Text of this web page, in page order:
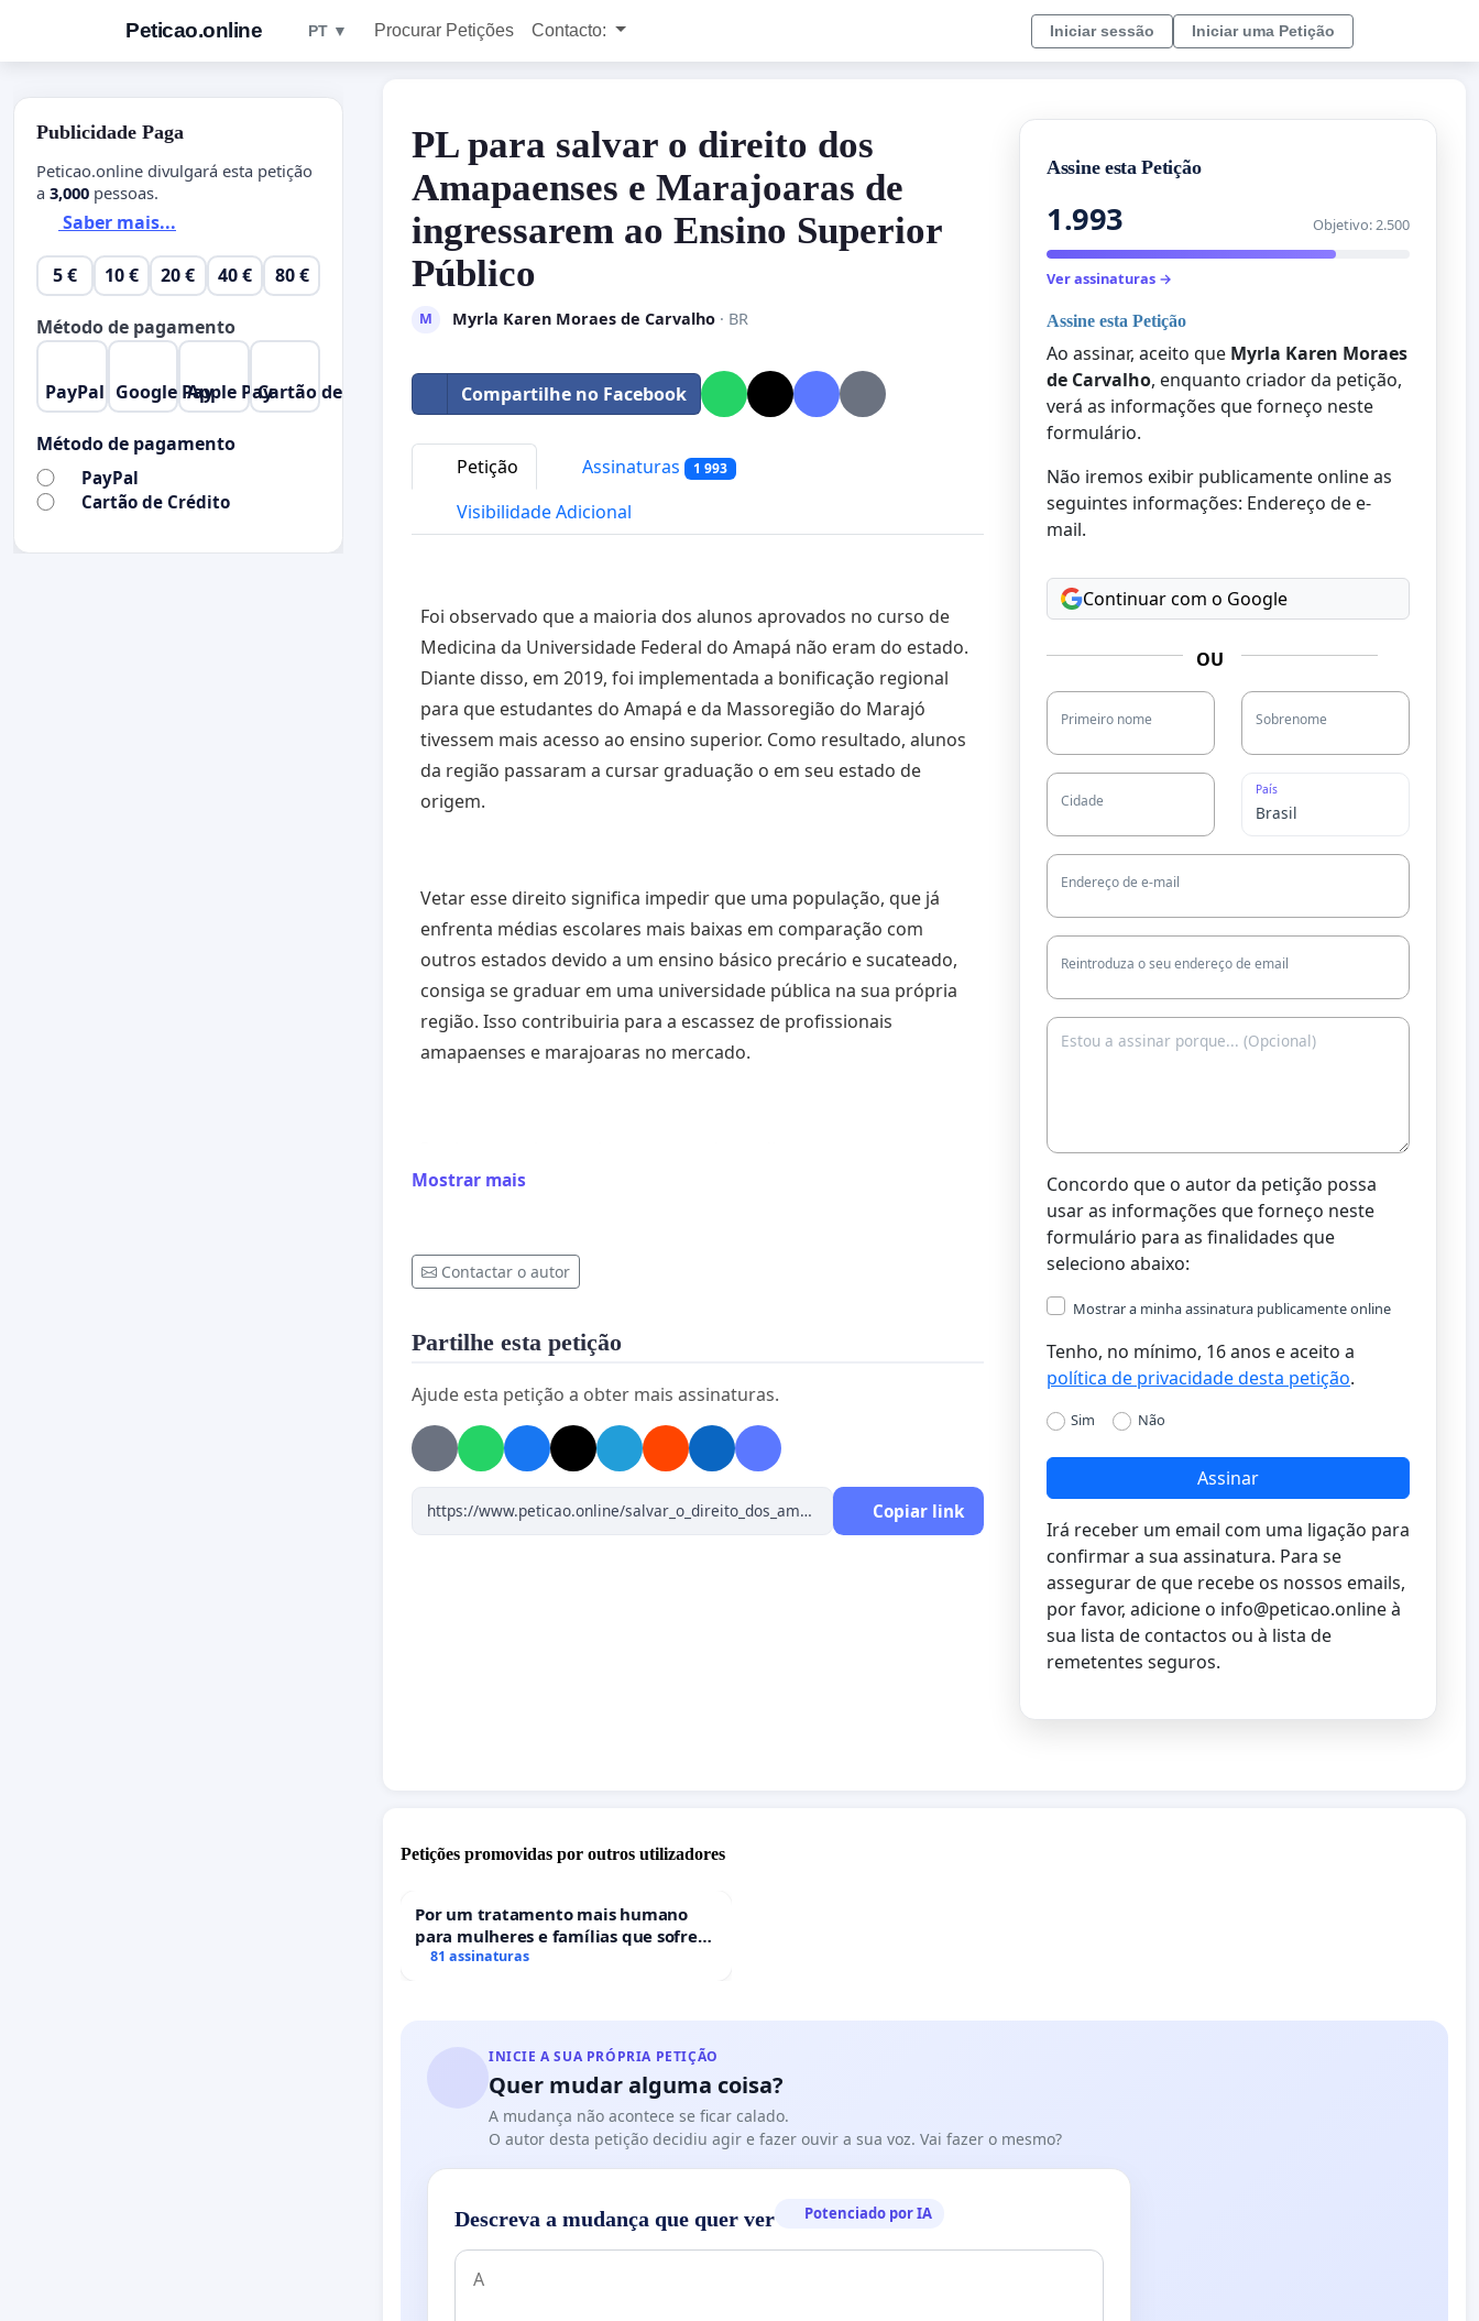
Peticao.online PT ▼ Procurar Petições Contacto: Iniciar sessão Iniciar uma Petição
PL para salvar o direito dos
Amapaenses e Marajoaras de
ingressarem ao Ensino Superior
Público
M Myrla Karen Moraes de Carvalho· BR
Compartilhe no Facebook
Petição Assinaturas 1 993
Visibilidade Adicional
Foi observado que a maioria dos alunos aprovados no curso de
Medicina da Universidade Federal do Amapá não eram do estado.
Diante disso, em 2019, foi implementada a bonificação regional
para que estudantes do Amapá e da Massoregião do Marajó
tivessem mais acesso ao ensino superior. Como resultado, alunos
da região passaram a cursar graduação o em seu estado de
origem.
Vetar esse direito significa impedir que uma população, que já
enfrenta médias escolares mais baixas em comparação com
outros estados devido a um ensino básico precário e sucateado,
consiga se graduar em uma universidade pública na sua própria
região. Isso contribuiria para a escassez de profissionais
amapaenses e marajoaras no mercado.
Bonificação Regional se torne lei.
Mostrar mais
Contactar o autor
Partilhe esta petição
Ajude esta petição a obter mais assinaturas.
Copiar link
Assine esta Petição
1.993 Objetivo: 2.500
Ver assinaturas →
Assine esta Petição
Ao assinar, aceito que Myrla Karen Moraes
de Carvalho, enquanto criador da petição,
verá as informações que forneço neste
formulário.
Não iremos exibir publicamente online as
seguintes informações: Endereço de e-
mail.
Continuar com o Google
OU
Primeiro nome Sobrenome
Cidade
País
Endereço de e-mail
Reintroduza o seu endereço de email
Concordo que o autor da petição possa
usar as informações que forneço neste
formulário para as finalidades que
seleciono abaixo:
Mostrar a minha assinatura publicamente online
Tenho, no mínimo, 16 anos e aceito a
política de privacidade desta petição.
Sim Não
Assinar
Irá receber um email com uma ligação para
confirmar a sua assinatura. Para se
assegurar de que recebe os nossos emails,
por favor, adicione o info@peticao.onlineà
sua lista de contactos ou à lista de
remetentes seguros.
Petições promovidas por outros utilizadores
Por um tratamento mais humano
para mulheres e famílias que sofrem
uma perda gestacional nos hospitais
81 assinaturas
INICIE A SUA PRÓPRIA PETIÇÃO
Quer mudar alguma coisa?
A mudança não acontece se ficar calado.
O autor desta petição decidiu agir e fazer ouvir a sua voz. Vai fazer o mesmo?
Descreva a mudança que quer ver Potenciado por IA
Publicidade Paga
Peticao.online divulgará esta petição
a 3,000 pessoas.
Saber mais...
5 € 10 € 20 € 40 € 80 €
Método de pagamento
PayPal Google PayApple PayCartão de Crédito
Método de pagamento
PayPal
Cartão de Crédito